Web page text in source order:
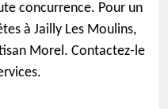
concurrence. Pour un
à Jailly Les Moulins,
Morel. Contactez-le